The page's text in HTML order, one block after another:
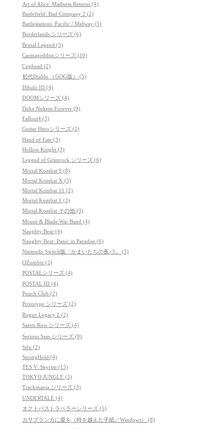
Art of Alice: Madness Returns (4)
Battlefield: Bad Company 2 (2)
Battlestations: Pacific / Midway (5)
Borderlands シリーズ (6)
Brutal Legend (5)
Carmageddonシリーズ (10)
Cuphead (2)
初代Diablo （GOG版） (5)
Dibalo III (4)
DOOMシリーズ (4)
Duke Nukem Forever (9)
Fallout4 (3)
Guitar Heroシリーズ (2)
Hand of Fate (3)
Hollow Knight (3)
Legend of Grimrock シリーズ (6)
Mortal Kombat 9 (8)
Mortal Kombat X (5)
Mortal Kombat 11 (2)
Mortal Kombat 1 (3)
Mortal Kombat その他 (3)
Mount & Blade:War Band (4)
Naughty Bear (4)
Naughty Bear: Panic in Paradise (6)
Nintendo Switch版「かまいたちの夜×3」 (3)
OZombie (2)
POSTALシリーズ (4)
POSTAL III (4)
Punch Club (2)
Prototype シリーズ (2)
Rogue Legacy 2 (2)
Saints Row シリーズ (4)
Serious Sam シリーズ (9)
Sifu (2)
StrongHold (4)
TES V: Skyrim (15)
TOKYO JUNGLE (3)
Trackmania シリーズ (3)
UNDERTALE (4)
オクトパストラベラーシリーズ (5)
カサブランカに愛を（時を越えた手紙／Windows） (8)